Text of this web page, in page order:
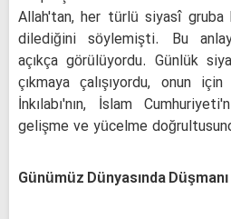
Allah'tan, her türlü siyasî gruba
dilediğini söylemişti. Bu
açıkça görülüyordu. Günlük
çıkmaya çalışıyordu, onun
İnkılabı'nın, İslam
gelişme ve yücelme
Günümüz Dünyasında Düşmanı